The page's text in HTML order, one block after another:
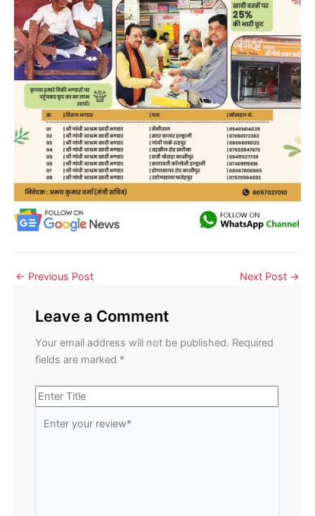
← Previous Post Next Post →
Leave a Comment
Your email address will not be published. Required
fields are marked *